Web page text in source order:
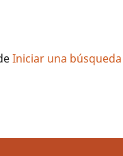
Iniciar una